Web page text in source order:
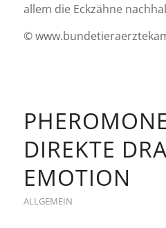
allem die Eckzähne
©
DIREKTE
EMOTION
ALLGEMEIN